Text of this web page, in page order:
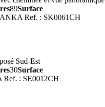
89Surface
Ref. : SK0061CH
Sud-Est
30Surface
Ref. : SE0012CH